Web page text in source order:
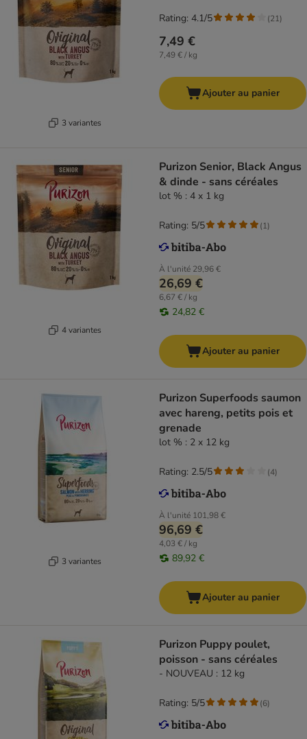
3 variantes
7,49 €
7,49 € / kg
Rating: 4.1/5 (21)
Ajouter au panier
4 variantes
Purizon Senior, Black Angus
& dinde - sans céréales
lot % : 4 x 1 kg
À l'unité 29,96 €
26,69 €
6,67 € / kg
24,82 €
Rating: 5/5 (1)
Ajouter au panier
3 variantes
Purizon Superfoods saumon
avec hareng, petits pois et
grenade
lot % : 2 x 12 kg
À l'unité 101,98 €
96,69 €
4,03 € / kg
89,92 €
Rating: 2.5/5 (4)
Ajouter au panier
Purizon Puppy poulet,
poisson - sans céréales
- NOUVEAU : 12 kg
Rating: 5/5 (6)